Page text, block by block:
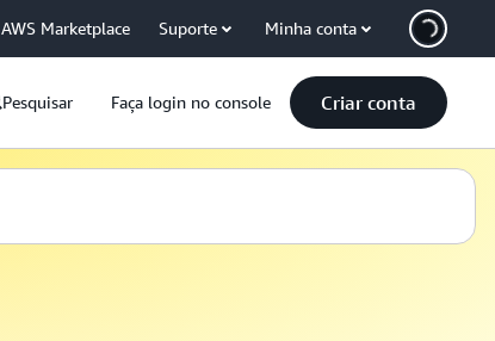
AWS Marketplace Suporte Minha conta
Pesquisar Faça login no console Criar conta